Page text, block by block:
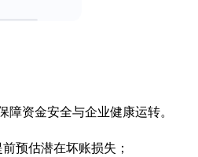
资金安全与企业健康运转。
预估潜在坏账损失；